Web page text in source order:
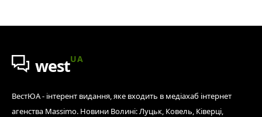
westUA
ВестЮА - інтерент видання, яке входить в медіахаб інтернет
агенства Massimo. Новини Волині: Луцьк, Ковель, Ківерці,